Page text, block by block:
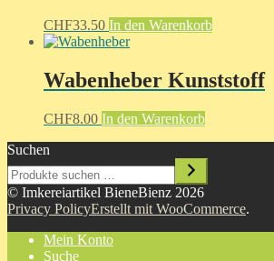
CHF33.50 In den Warenkorb
Wabenheber Kunststoff
CHF8.00 In den Warenkorb
Suchen
© Imkereiartikel BieneBienz 2026
Privacy PolicyErstellt mit WooCommerce.
Mein Konto
Suche